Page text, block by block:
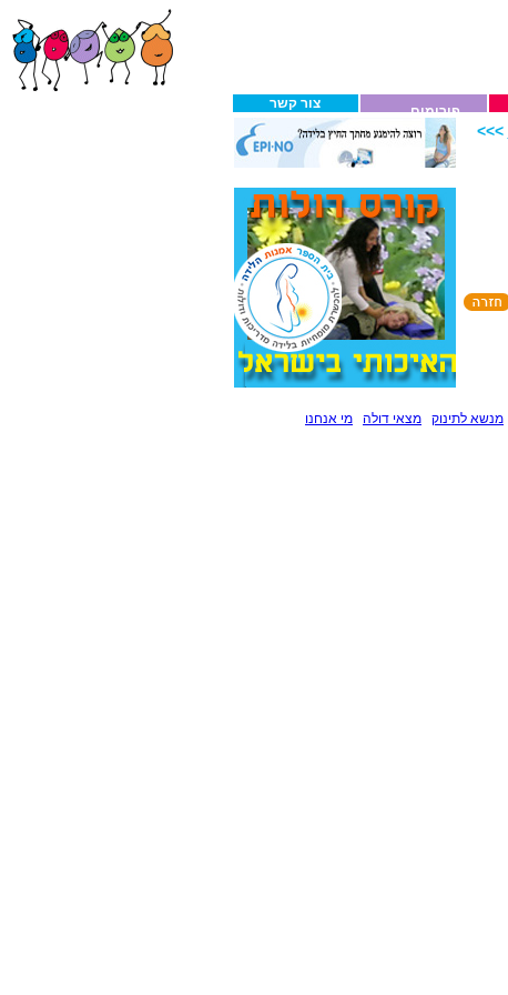
צור קשר פורומים
>>>
מנשא לתינוק מצאי דולה מי אנחנו